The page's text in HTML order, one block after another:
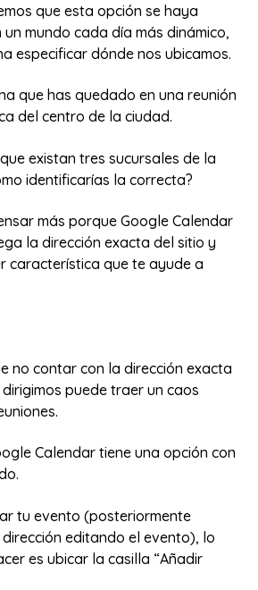
que esta opción se haya
mundo cada día más dinámico,
especificar dónde nos ubicamos.
que has quedado en una reunión
del centro de la ciudad.
existan tres sucursales de la
identificarías la correcta?
más porque Google Calendar
la dirección exacta del sitio y
característica que te ayude a
no contar con la dirección exacta
puede traer un caos
Calendar tiene una opción con
tu evento (posteriormente
editando el evento), lo
es ubicar la casilla “Añadir